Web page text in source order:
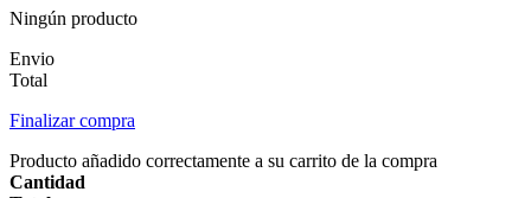
Ningún producto
Envio
Total
Finalizar compra
Producto añadido correctamente a su carrito de la compra
Cantidad